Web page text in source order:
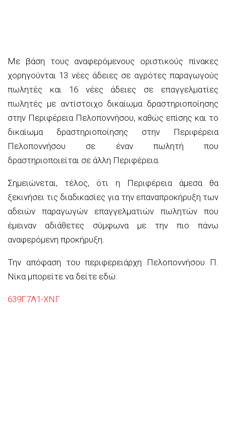
Με βάση τους αναφερόμενους οριστικούς πίνακες
χορηγούνται 13 νέες άδειες σε αγρότες παραγωγούς
πωλητές και 16 νέες άδειες σε επαγγελματίες
πωλητές με αντίστοιχο δικαίωμα δραστηριοποίησης
στην Περιφέρεια Πελοποννήσου, καθώς επίσης και το
δικαίωμα δραστηριοποίησης στην Περιφέρεια
Πελοποννήσου σε έναν πωλητή που
δραστηριοποιείται σε άλλη Περιφέρεια.
Σημειώνεται, τέλος, ότι η Περιφέρεια άμεσα θα
ξεκινήσει τις διαδικασίες για την επαναπροκήρυξη των
αδειών παραγωγών επαγγελματιών πωλητών που
έμειναν αδιάθετες σύμφωνα με την πιο πάνω
αναφερόμενη προκήρυξη.
Την απόφαση του περιφερειάρχη Πελοποννήσου Π.
Νίκα μπορείτε να δείτε εδώ:
639Γ7Λ1-ΧΝΓ